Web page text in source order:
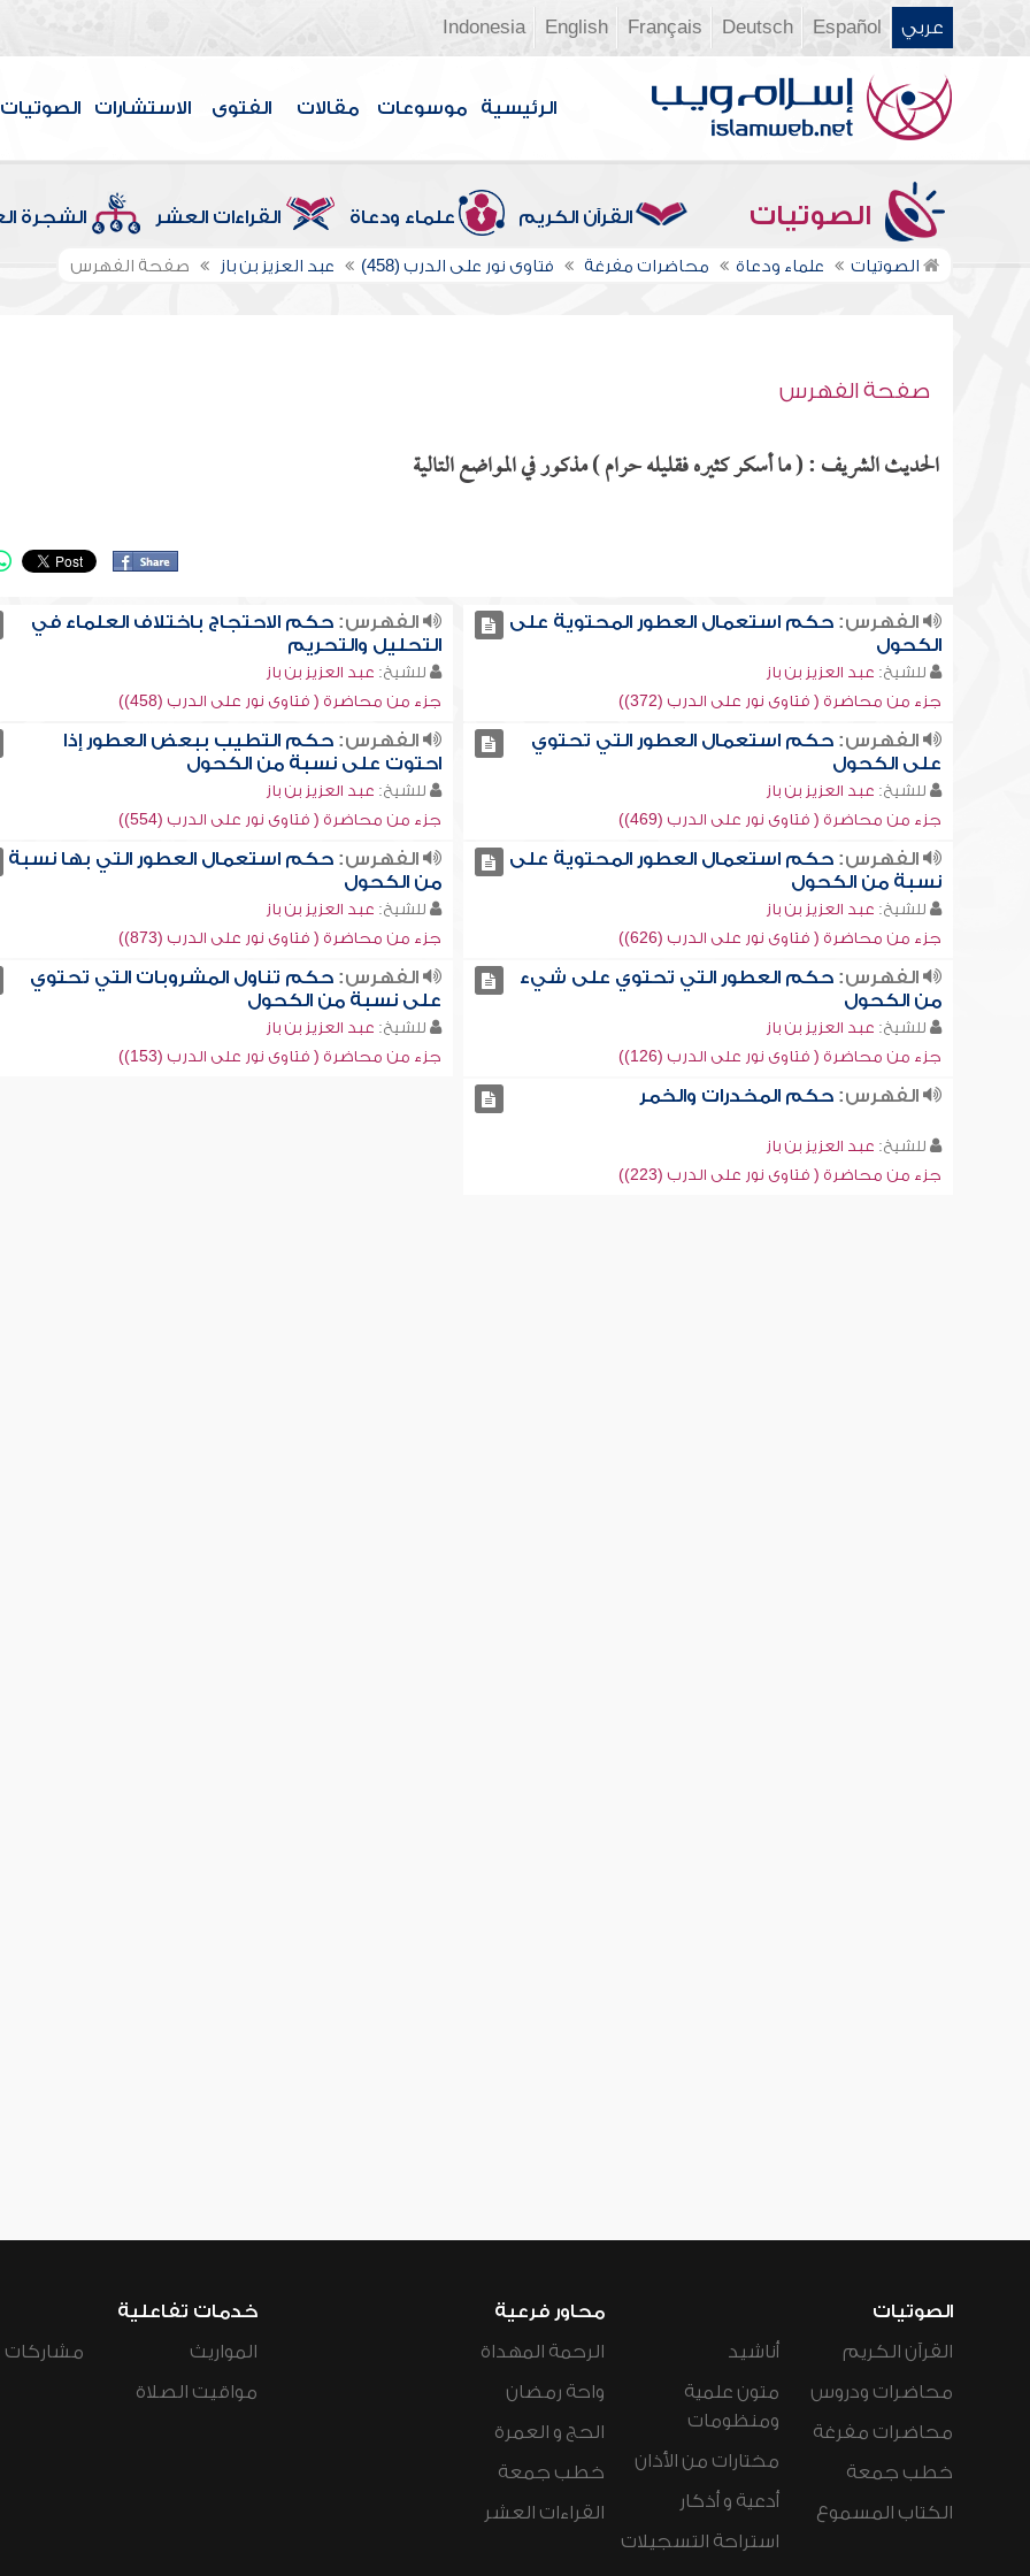
عربي Español
Deutsch
Français
English
Indonesia
الرئيسية موسوعات مقالات الفتوى الاستشارات الصوتيات
الصوتيات القرآن الكريم علماء ودعاة القراءات العشر الشجرة
الصوتيات علماء ودعاة محاضرات مفرغة فتاوى نور على الدرب (458) عبد العزيز بن باز صفحة الفهرس
صفحة الفهرس
الحديث الشريف : ( ما أسكر كثيره فقليله حرام ) مذكور في المواضع التالية
الفهرس:حكم استعمال العطور المحتوية على
الكحول
للشيخ: عبد العزيز بن باز
جزء من محاضرة ( فتاوى نور على الدرب (372))
الفهرس: حكم الاحتجاج باختلاف العلماء في
التحليل والتحريم
للشيخ: عبد العزيز بن باز
جزء من محاضرة ( فتاوى نور على الدرب (458))
الفهرس:حكم استعمال العطور التي تحتوي
على الكحول
للشيخ: عبد العزيز بن باز
جزء من محاضرة ( فتاوى نور على الدرب (469))
الفهرس: حكم التطيب ببعض العطور إذا
احتوت على نسبة من الكحول
للشيخ: عبد العزيز بن باز
جزء من محاضرة ( فتاوى نور على الدرب (554))
الفهرس:حكم استعمال العطور المحتوية على
نسبة من الكحول
للشيخ: عبد العزيز بن باز
جزء من محاضرة ( فتاوى نور على الدرب (626))
الفهرس: حكم استعمال العطور التي بها نسبة
من الكحول
للشيخ: عبد العزيز بن باز
جزء من محاضرة ( فتاوى نور على الدرب (873))
الفهرس:حكم العطور التي تحتوي على شيء
من الكحول
للشيخ: عبد العزيز بن باز
جزء من محاضرة ( فتاوى نور على الدرب (126))
الفهرس: حكم تناول المشروبات التي تحتوي
على نسبة من الكحول
للشيخ: عبد العزيز بن باز
جزء من محاضرة ( فتاوى نور على الدرب (153))
الفهرس:حكم المخدرات والخمر
للشيخ: عبد العزيز بن باز
جزء من محاضرة ( فتاوى نور على الدرب (223))
الصوتيات
القرآن الكريم
محاضرات ودروس
محاضرات مفرغة
خطب جمعة
الكتاب المسموع
أناشيد
متون علمية
ومنظومات
مختارات من الأذان
أدعية و أذكار
استراحة التسجيلات
محاور فرعية
الرحمة المهداة
واحة رمضان
الحج و العمرة
خطب جمعة
القراءات العشر
خدمات تفاعلية
المواريث
مواقيت الصلاة
مشاركات